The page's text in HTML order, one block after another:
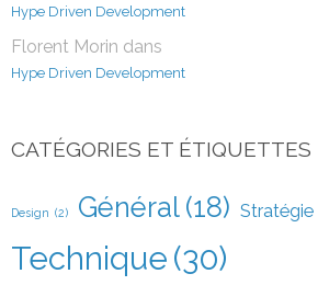
Hype Driven Development
Florent Morin dans
Hype Driven Development
CATÉGORIES ET ÉTIQUETTES
Design (2) Général (18) Stratégie
Technique (30)